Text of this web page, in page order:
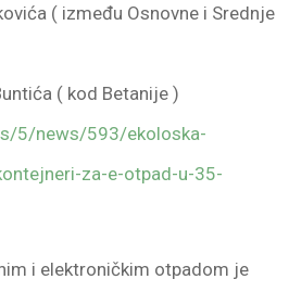
( između Osnovne i Srednje
( kod Betanije )
5/news/593/ekoloska-
za-e-otpad-u-35-
i elektroničkim otpadom je